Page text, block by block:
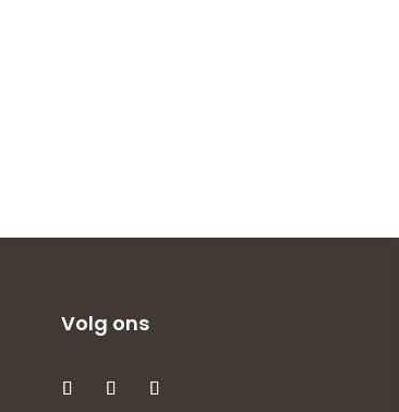
Volg ons